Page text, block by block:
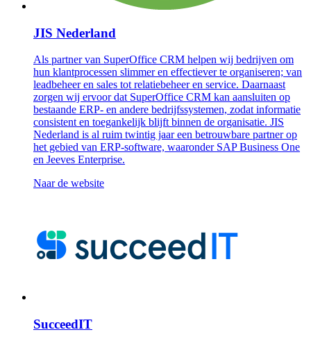
JIS Nederland
Als partner van SuperOffice CRM helpen wij bedrijven om
hun klantprocessen slimmer en effectiever te organiseren; van
leadbeheer en sales tot relatiebeheer en service. Daarnaast
zorgen wij ervoor dat SuperOffice CRM kan aansluiten op
bestaande ERP- en andere bedrijfssystemen, zodat informatie
consistent en toegankelijk blijft binnen de organisatie. JIS
Nederland is al ruim twintig jaar een betrouwbare partner op
het gebied van ERP-software, waaronder SAP Business One
en Jeeves Enterprise.
Naar de website
SucceedIT